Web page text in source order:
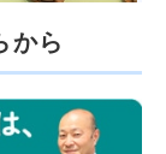
から